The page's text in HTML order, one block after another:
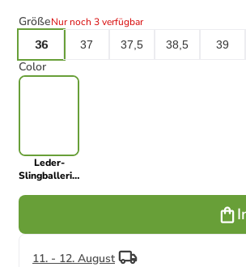
GrößeNur noch 3 verfügbar
36
37 37,5 38,5 39
Color
Leder-
Slingballerinas
11. - 12. August